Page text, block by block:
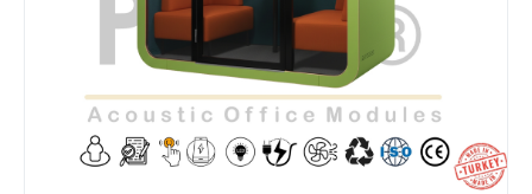
de önemli. Kapının tam kapanması, fan çıkışının
kapatılmaması, kabin içinde gereksiz sert yüzeyli
eklerin artırılmaması ve düzenli bakım gibi temel
adımlar performansı korur. Doğru ürün + doğru
kurulum + doğru kullanım birleşimi olmadan ideal